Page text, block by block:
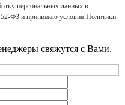
персональных данных в
ФЗ и принимаю условия Политики
свяжутся с Вами.